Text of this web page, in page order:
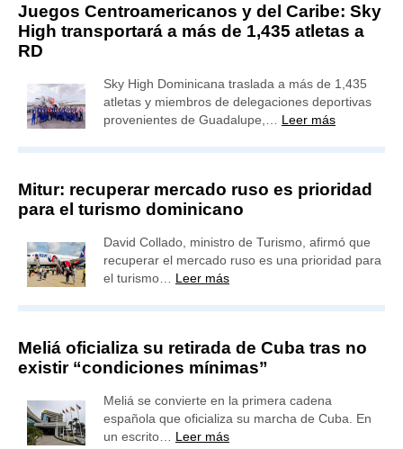
Juegos Centroamericanos y del Caribe: Sky
High transportará a más de 1,435 atletas a
RD
Sky High Dominicana traslada a más de 1,435
atletas y miembros de delegaciones deportivas
provenientes de Guadalupe,… Leer más
Mitur: recuperar mercado ruso es prioridad
para el turismo dominicano
David Collado, ministro de Turismo, afirmó que
recuperar el mercado ruso es una prioridad para
el turismo… Leer más
Meliá oficializa su retirada de Cuba tras no
existir “condiciones mínimas”
Meliá se convierte en la primera cadena
española que oficializa su marcha de Cuba. En
un escrito… Leer más